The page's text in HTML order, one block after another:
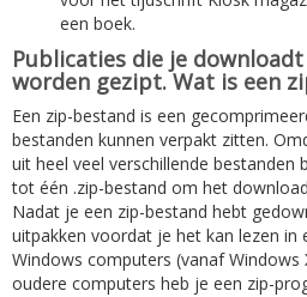
een boek.
Publicaties die je
worden gezipt. Wat is een
Een zip-bestand is een
bestanden kunnen verpakt zitten.
uit heel veel verschillende
tot één .zip-bestand om het
Nadat je een zip-bestand hebt
uitpakken voordat je het kan lezen in
Windows computers (vanaf Windows
oudere computers heb je een zip-